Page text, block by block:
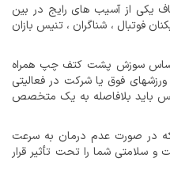
یکی از آسیب های رایج در بین
فوتبال ، شناگران ، تنیس بازان
سوزش پشت کتف چپ همراه
ورزشهای فوق یا شرکت در فعالیتی
باید بلافاصله به یک متخصص
در صورت عدم درمان به سرعت
و سلامتی شما را تحت تأثیر قرار